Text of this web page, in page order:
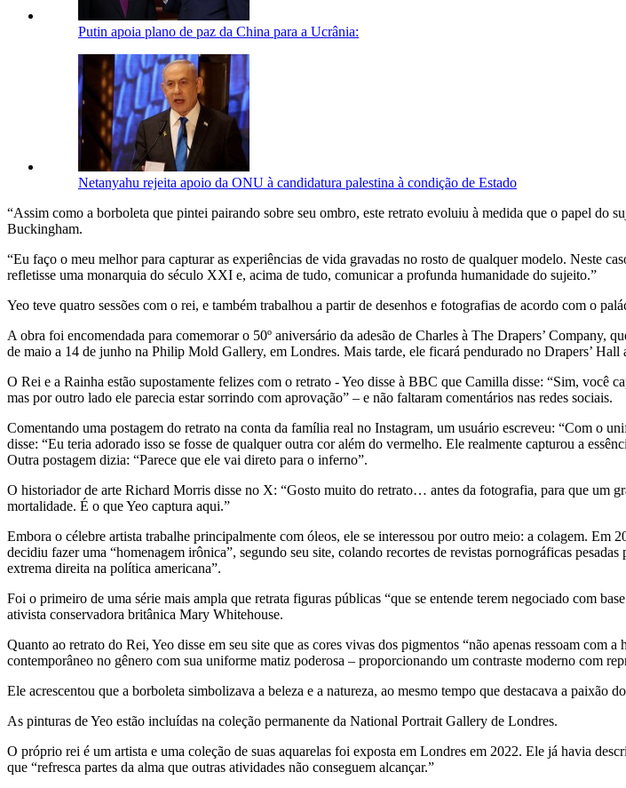
Putin apoia plano de paz da China para a Ucrânia:
Netanyahu rejeita apoio da ONU à candidatura palestina à condição de Estado
“Assim como a borboleta que pintei pairando sobre seu ombro, este retrato evoluiu à medida que o papel do
Buckingham.
“Eu faço o meu melhor para capturar as experiências de vida gravadas no rosto de qualquer modelo. Neste
refletisse uma monarquia do século XXI e, acima de tudo, comunicar a profunda humanidade do sujeito.”
Yeo teve quatro sessões com o rei, e também trabalhou a partir de desenhos e fotografias de acordo com o
A obra foi encomendada para comemorar o 50º aniversário da adesão de Charles à The Drapers’
de maio a 14 de junho na Philip Mold Gallery, em Londres. Mais tarde, ele ficará pendurado no Drapers’ Hall
O Rei e a Rainha estão supostamente felizes com o retrato - Yeo disse à BBC que Camilla disse: “Sim, você
mas por outro lado ele parecia estar sorrindo com aprovação” – e não faltaram comentários nas redes sociais.
Comentando uma postagem do retrato na conta da família real no Instagram, um usuário escreveu: “Com o
disse: “Eu teria adorado isso se fosse de qualquer outra cor além do vermelho. Ele realmente capturou a
Outra postagem dizia: “Parece que ele vai direto para o inferno”.
O historiador de arte Richard Morris disse no X: “Gosto muito do retrato… antes da fotografia, para que um
mortalidade. É o que Yeo captura aqui.”
Embora o célebre artista trabalhe principalmente com óleos, ele se interessou por outro meio: a colagem.
decidiu fazer uma “homenagem irônica”, segundo seu site, colando recortes de revistas pornográficas
extrema direita na política americana”.
Foi o primeiro de uma série mais ampla que retrata figuras públicas “que se entende terem negociado com
ativista conservadora britânica Mary Whitehouse.
Quanto ao retrato do Rei, Yeo disse em seu site que as cores vivas dos pigmentos “não apenas ressoam
contemporâneo no gênero com sua uniforme matiz poderosa – proporcionando um contraste moderno com
Ele acrescentou que a borboleta simbolizava a beleza e a natureza, ao mesmo tempo que destacava a paixão
As pinturas de Yeo estão incluídas na coleção permanente da National Portrait Gallery de Londres.
O próprio rei é um artista e uma coleção de suas aquarelas foi exposta em Londres em 2022. Ele já havia
que “refresca partes da alma que outras atividades não conseguem alcançar.”